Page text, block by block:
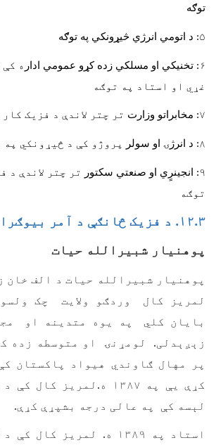
توګه
۵: د اتومي انرژي څیړونکي په توګه
۶: تخنیکي او مسلکي زده کړو عمومي ادار ه
غړي او استاد په توګه
۷: مخابراتو وزارت تر چتر لاندې د فزیک
۸: د انرژۍ او سولر پروژو کې د څیړونکي په
۹: انجینرٍي او صنعتي سکتور
تر چتر لاندې د
توګه
۱۲.۳. د فزیک څانګې د آمر بیوګرافي
پوهنیار شبیرالله حیات
لمریز کال وردګو ولایت چک
بایان کلي په یوه متدینه او
زېږېدلی.
لومړنۍ او متوسطه زده
پر مهال ګاوندي هیواد پاکستان
کړې یې په ۱۳۸۷ ه.لمريز
لېسه کې په عالی درجه بشپړې کړې.
استاد په ۱۳۸۹ ه. لمریز